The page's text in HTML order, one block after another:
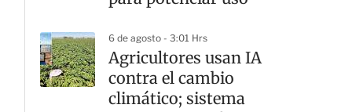
6 de agosto - 3:01 Hrs
Agricultores usan IA
contra el cambio
climático; sistema